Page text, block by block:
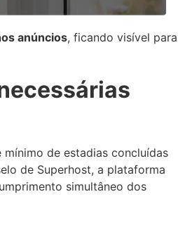
anúncios, ficando visível para
de estadias concluídas
de Superhost, a plataforma
simultâneo dos